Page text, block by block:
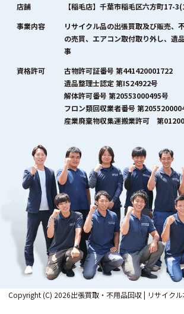
店舗
【稲毛店】千葉市稲毛区六方町17-
事業内容
リサイクル品の出張買取及び販売、
の売買、エアコン取付取り外し、遺
事
資格許可
古物許可証番号 第441420001722
遺品整理士認定 第IS24922号
解体許可番号 第20553000495号
フロン類回収業者番号 第
産業廃棄物収集運搬業許可 第
Copyright (C) 2026出張買取・不用品回収 | リサイクル